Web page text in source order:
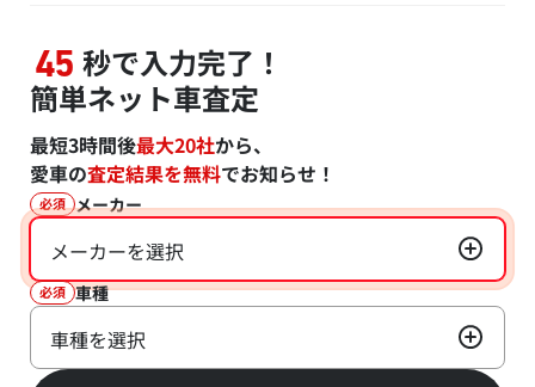
45 秒で入力完了！
簡単ネット車査定
最短3時間後最大20社から、
愛車の査定結果を無料でお知らせ！
必須 メーカー
メーカーを選択
必須 車種
車種を選択